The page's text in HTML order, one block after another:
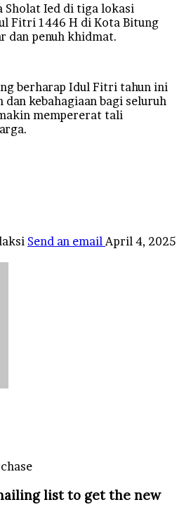
Sholat Ied di tiga lokasi
Fitri 1446 H di Kota Bitung
dan penuh khidmat.
berharap Idul Fitri tahun ini
dan kebahagiaan bagi seluruh
mempererat tali
Send an email April 4, 2025
list to get the new